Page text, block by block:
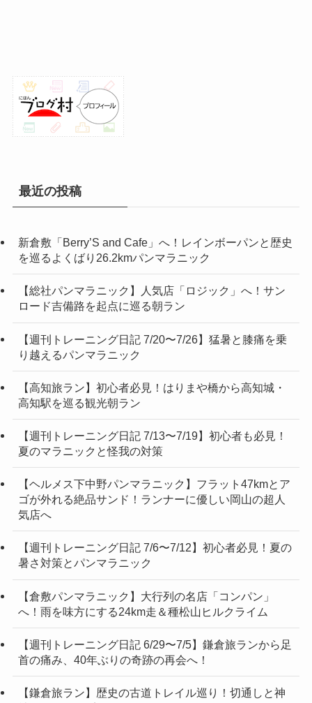
最近の投稿
新倉敷「Berry’S and Cafe」へ！レインボーパンと歴史
を巡るよくばり26.2kmパンマラニック
【総社パンマラニック】人気店「ロジック」へ！サン
ロード吉備路を起点に巡る朝ラン
【週刊トレーニング日記 7/20〜7/26】猛暑と膝痛を乗
り越えるパンマラニック
【高知旅ラン】初心者必見！はりまや橋から高知城・
高知駅を巡る観光朝ラン
【週刊トレーニング日記 7/13〜7/19】初心者も必見！
夏のマラニックと怪我の対策
【ヘルメス下中野パンマラニック】フラット47kmとア
ゴが外れる絶品サンド！ランナーに優しい岡山の超人
気店へ
【週刊トレーニング日記 7/6〜7/12】初心者必見！夏の
暑さ対策とパンマラニック
【倉敷パンマラニック】大行列の名店「コンパン」
へ！雨を味方にする24km走＆種松山ヒルクライム
【週刊トレーニング日記 6/29〜7/5】鎌倉旅ランから足
首の痛み、40年ぶりの奇跡の再会へ！
【鎌倉旅ラン】歴史の古道トレイル巡り！切通しと神